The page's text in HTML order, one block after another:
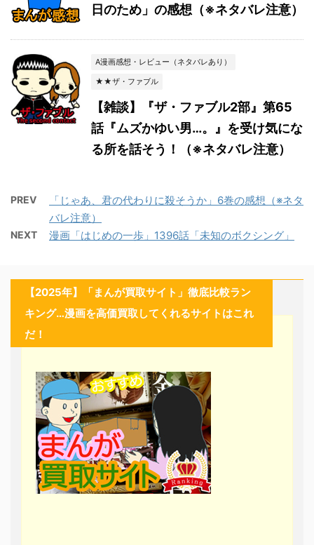
日のため」の感想（※ネタバレ注意）
A漫画感想・レビュー（ネタバレあり）
★★ザ・ファブル
【雑談】『ザ・ファブル2部』第65
話『ムズかゆい男…。』を受け気にな
る所を話そう！（※ネタバレ注意）
PREV
「じゃあ、君の代わりに殺そうか」6巻の感想（※ネタ
バレ注意）
NEXT 漫画「はじめの一歩」1396話「未知のボクシング」
【2025年】「まんが買取サイト」徹底比較ラン
キング…漫画を高価買取してくれるサイトはこれ
だ！